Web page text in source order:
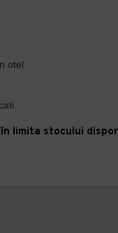
otel
limita stocului